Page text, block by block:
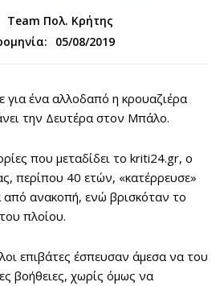
Team Πολ. Κρήτης
05/08/2019
για ένα αλλοδαπό η κρουαζιέρα
την Δευτέρα στον Μπάλο.
που μεταδίδει τo kriti24.gr, ο
περίπου 40 ετών, «κατέρρευσε»
από ανακοπή, ενώ βρισκόταν το
πλοίου.
επιβάτες έσπευσαν άμεσα να του
βοήθειες, χωρίς όμως να